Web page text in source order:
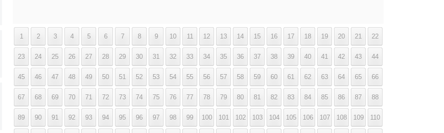
1 2 3 4 5 6 7 8 9 10 11 12 13 14 15 16 17 18 19 20 21 22
23 24 25 26 27 28 29 30 31 32 33 34 35 36 37 38 39 40 41 42 43 44
45 46 47 48 49 50 51 52 53 54 55 56 57 58 59 60 61 62 63 64 65 66
67 68 69 70 71 72 73 74 75 76 77 78 79 80 81 82 83 84 85 86 87 88
89 90 91 92 93 94 95 96 97 98 99 100 101 102 103 104 105 106 107 108 109 110